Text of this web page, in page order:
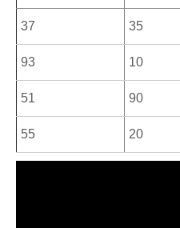
37 35
93 10
51 90
55 20